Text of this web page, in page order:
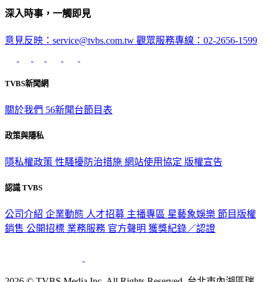
深入時事，一觸即見
意見反映：service@tvbs.com.tw 觀眾服務專線：02-2656-1599
TVBS新聞網
關於我們 56新聞台節目表
政策與隱私
隱私權政策 性騷擾防治措施 網站使用協定 版權宣告
認識 TVBS
公司介紹 企業動態 人才招募 主播專區 星藝象娛樂 節目版權
銷售 公開招標 業務服務 官方聲明 獲獎紀錄／認證